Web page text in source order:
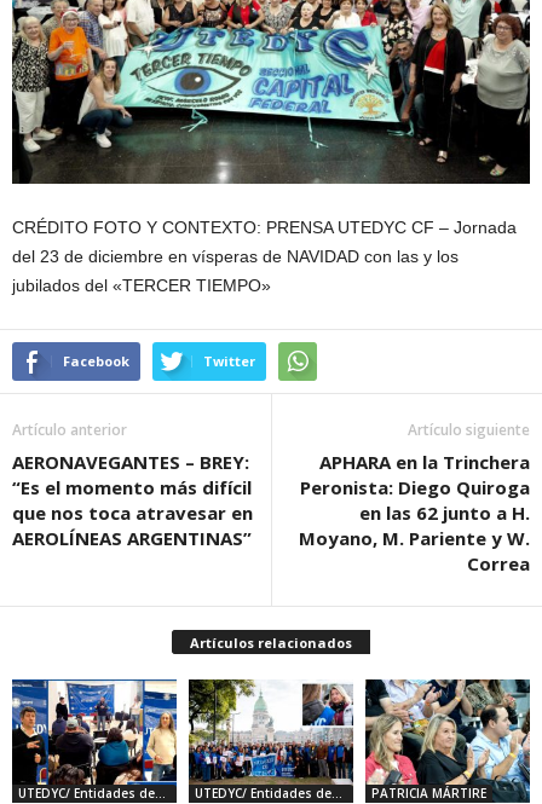
CRÉDITO FOTO Y CONTEXTO: PRENSA UTEDYC CF – Jornada
del 23 de diciembre en vísperas de NAVIDAD con las y los
jubilados del «TERCER TIEMPO»
Facebook Twitter
Artículo anterior
AERONAVEGANTES – BREY:
“Es el momento más difícil
que nos toca atravesar en
AEROLÍNEAS ARGENTINAS”
Artículo siguiente
APHARA en la Trinchera
Peronista: Diego Quiroga
en las 62 junto a H.
Moyano, M. Pariente y W.
Correa
Artículos relacionados
UTEDYC/ Entidades deportivas y civiles UTEDYC/ Entidades deportivas y civiles PATRICIA MÁRTIRE